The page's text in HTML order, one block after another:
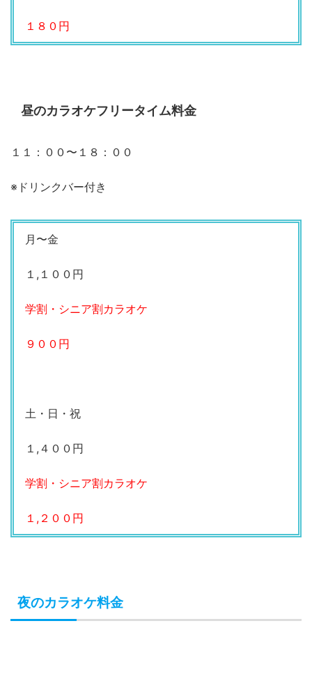
１８０円
昼のカラオケフリータイム料金
１１：００〜１８：００
※ドリンクバー付き
月〜金
１,１００円
学割・シニア割カラオケ
９００円
土・日・祝
１,４００円
学割・シニア割カラオケ
１,２００円
夜のカラオケ料金